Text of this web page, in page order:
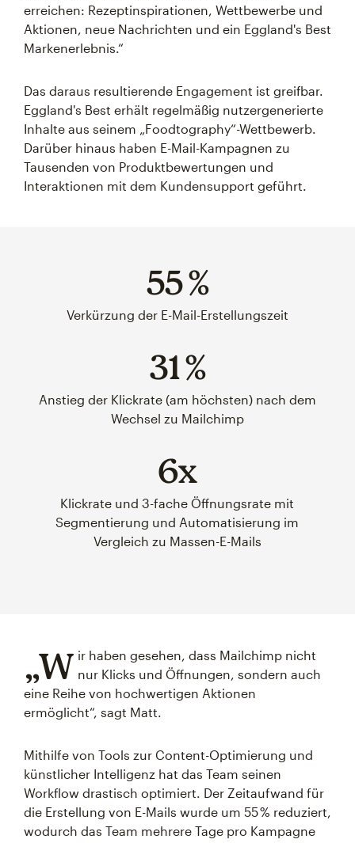
erreichen: Rezeptinspirationen, Wettbewerbe und
Aktionen, neue Nachrichten und ein Eggland's Best
Markenerlebnis.“
Das daraus resultierende Engagement ist greifbar.
Eggland's Best erhält regelmäßig nutzergenerierte
Inhalte aus seinem „Foodtography“-Wettbewerb.
Darüber hinaus haben E-Mail-Kampagnen zu
Tausenden von Produktbewertungen und
Interaktionen mit dem Kundensupport geführt.
55 %
Verkürzung der E-Mail-Erstellungszeit
31 %
Anstieg der Klickrate (am höchsten) nach dem
Wechsel zu Mailchimp
6x
Klickrate und 3-fache Öffnungsrate mit
Segmentierung und Automatisierung im
Vergleich zu Massen-E-Mails
„W ir haben gesehen, dass Mailchimp nicht
nur Klicks und Öffnungen, sondern auch
eine Reihe von hochwertigen Aktionen
ermöglicht“, sagt Matt.
Mithilfe von Tools zur Content-Optimierung und
künstlicher Intelligenz hat das Team seinen
Workflow drastisch optimiert. Der Zeitaufwand für
die Erstellung von E-Mails wurde um 55 % reduziert,
wodurch das Team mehrere Tage pro Kampagne